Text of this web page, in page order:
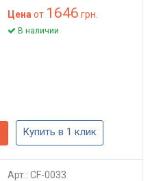
Цена от 1646 грн.
В наличии
Купить в 1 клик
Арт.: CF-0033